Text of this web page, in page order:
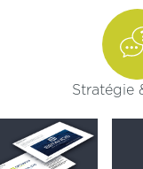
Stratégie